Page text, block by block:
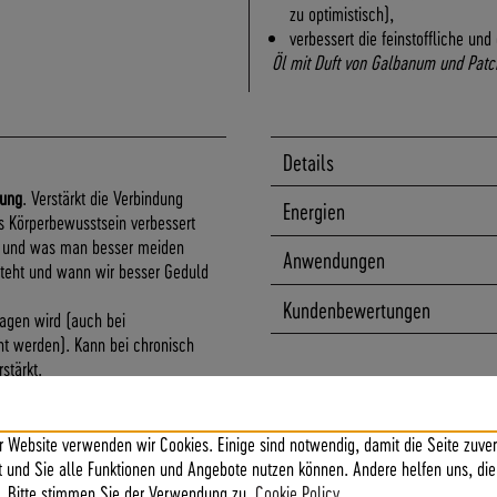
Website verwenden wir Cookies. Einige sind notwendig, damit die Seite
Sie alle Funktionen und Angebote nutzen können. Andere helfen uns,
Bitte stimmen Sie der Verwendung zu. Cookie Policy
zu optimistisch),
verbessert die feinstoffliche
Öl mit Duft von Galbanum und
. Verstärkt die Verbindung
verbessert
was man besser meiden
und wann wir besser Geduld
wird (auch bei
werden). Kann bei chronisch
Details
Energien
Anwendungen
Kundenbewertungen